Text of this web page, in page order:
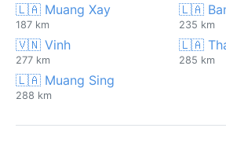
🇱🇦 Muang Xay
187 km
🇱🇦
235 km
🇻🇳 Vinh
277 km
🇱🇦
285 km
🇱🇦 Muang Sing
288 km